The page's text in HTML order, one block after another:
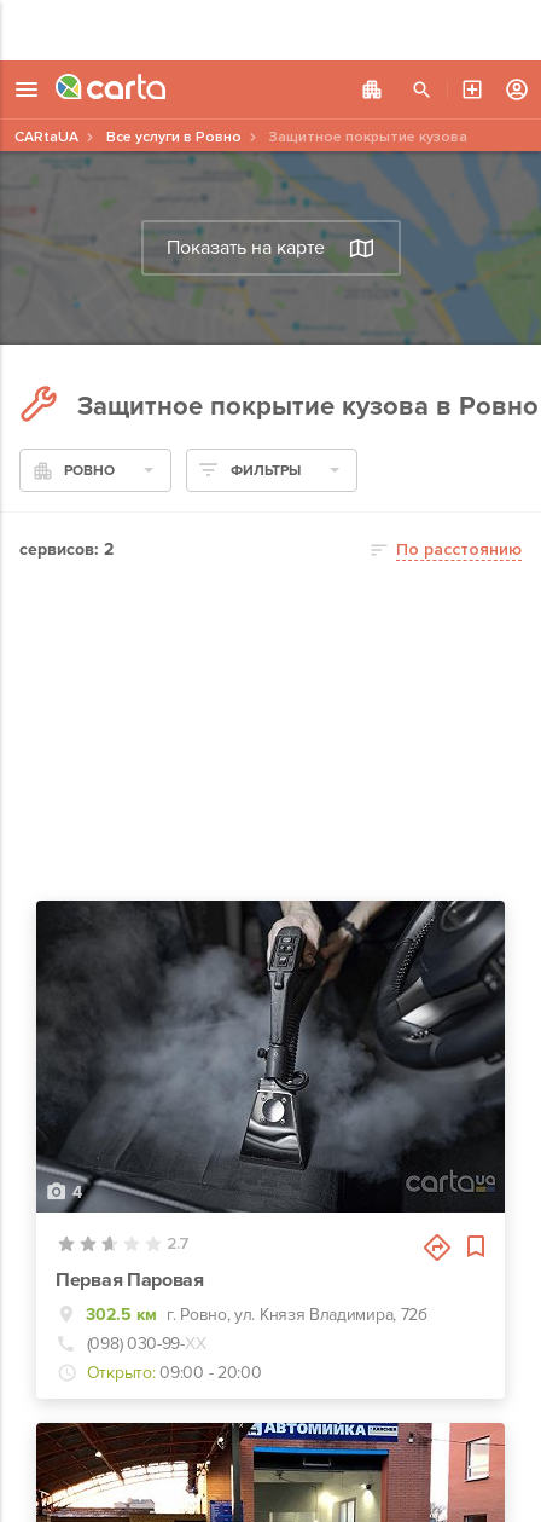
Показать на карте
CARtaUA Все услуги в Ровно Защитное покрытие кузова
Защитное покрытие кузова в Ровно
РОВНО ФИЛЬТРЫ
сервисов: 2 По расстоянию
4
2.7
Первая Паровая
302.5 км г. Ровно, ул. Князя Владимира, 72б
(098) 030-99-ХХ
Открыто: 09:00 - 20:00